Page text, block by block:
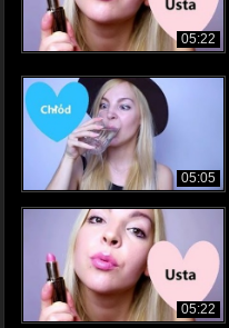
05:22
05:05
05:22